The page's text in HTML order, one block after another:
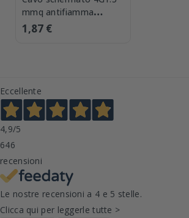
mmq antifiamma
FR2OH2R con giallo
1,87 €
Eccellente
4,9/5
646
recensioni
Le nostre recensioni a 4 e 5 stelle.
Clicca qui per leggerle tutte >